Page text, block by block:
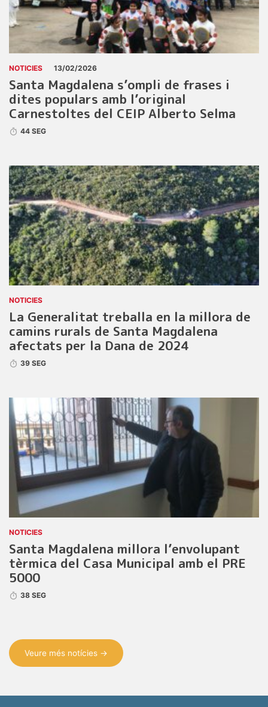
NOTICIES 13/02/2026
Santa Magdalena s’ompli de frases i
dites populars amb l’original
Carnestoltes del CEIP Alberto Selma
44 SEG
NOTICIES
La Generalitat treballa en la millora de
camins rurals de Santa Magdalena
afectats per la Dana de 2024
39 SEG
NOTICIES
Santa Magdalena millora l’envolupant
tèrmica del Casa Municipal amb el PRE
5000
38 SEG
Veure més notícies →